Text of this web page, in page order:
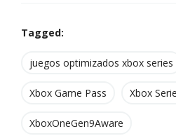
Tagged:
juegos optimizados xbox series
Xbox Game Pass Xbox
XboxOneGen9Aware